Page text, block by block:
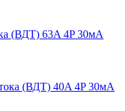
(ВДТ) 63A 4P 30мА